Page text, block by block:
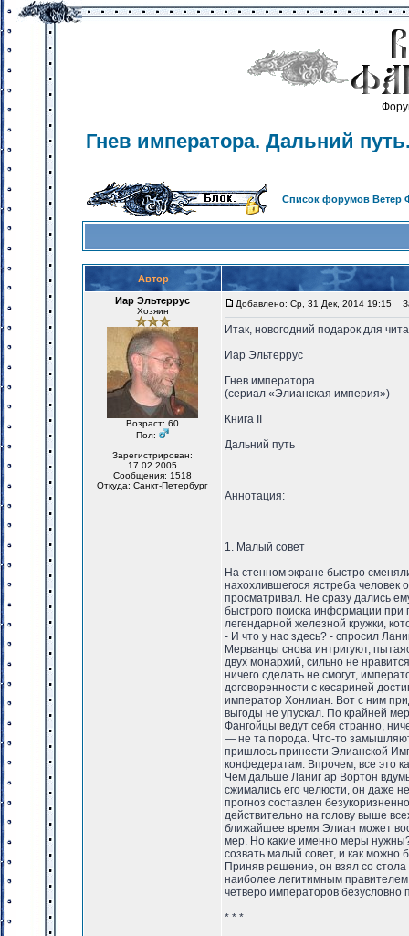
Гнев императора. Дальний
Список форумов Ветер
Автор
Иар Эльтеррус
Хозяин
Возраст: 60
Пол:
Зарегистрирован:
17.02.2005
Сообщения: 1518
Откуда: Санкт-Петербург
Добавлено: Ср, 31 Дек, 2014 19:15
Итак, новогодний подарок для
Иар Эльтеррус
Гнев императора
(сериал «Элианская империя»)
Книга II
Дальний путь
Аннотация:
1. Малый совет
На стенном экране быстро
нахохлившегося ястреба
просматривал. Не сразу дались
быстрого поиска информации при
легендарной железной кружки,
- И что у нас здесь? - спросил
Мерванцы снова интригуют,
двух монархий, сильно не
ничего сделать не смогут,
договоренности с кесариней
император Хонлиан. Вот с ним
выгоды не упускал. По крайней
Фангойцы ведут себя странно,
— не та порода. Что-то
пришлось принести Элианской
конфедератам. Впрочем, все это
Чем дальше Ланиг ар Вортон
сжимались его челюсти, он даже
прогноз составлен
действительно на голову выше
ближайшее время Элиан может
мер. Но какие именно меры
созвать малый совет, и как можно
Приняв решение, он взял со
наиболее легитимным
четверо императоров безусловно
* * *